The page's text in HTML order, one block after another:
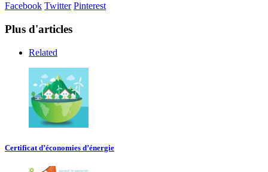
Facebook Twitter Pinterest
Plus d'articles
Related
Certificat d’économies d’énergie